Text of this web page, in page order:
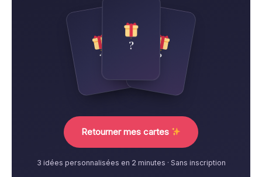
?
?
?
Retourner mes cartes
3 idées personnalisées en 2 minutes · Sans inscription